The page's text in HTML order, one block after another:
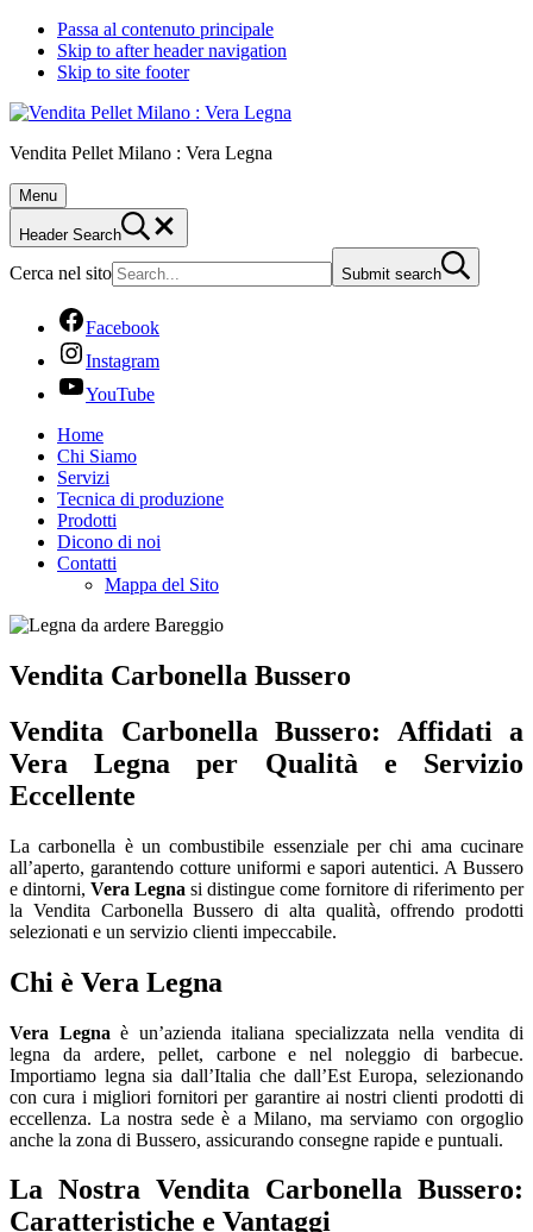
Passa al contenuto principale
Skip to after header navigation
Skip to site footer
Vendita Pellet Milano : Vera Legna
Menu
Header Search
Cerca nel sito Submit search
Facebook
Instagram
YouTube
Home
Chi Siamo
Servizi
Tecnica di produzione
Prodotti
Dicono di noi
Contatti
Mappa del Sito
Vendita Carbonella Bussero
Vendita Carbonella Bussero: Affidati a
Vera Legna per Qualità e Servizio
Eccellente
La carbonella è un combustibile essenziale per chi ama cucinare
all’aperto, garantendo cotture uniformi e sapori autentici. A Bussero
e dintorni, Vera Legna si distingue come fornitore di riferimento per
la Vendita Carbonella Bussero di alta qualità, offrendo prodotti
selezionati e un servizio clienti impeccabile.
Chi è Vera Legna
Vera Legna è un’azienda italiana specializzata nella vendita di
legna da ardere, pellet, carbone e nel noleggio di barbecue.
Importiamo legna sia dall’Italia che dall’Est Europa, selezionando
con cura i migliori fornitori per garantire ai nostri clienti prodotti di
eccellenza. La nostra sede è a Milano, ma serviamo con orgoglio
anche la zona di Bussero, assicurando consegne rapide e puntuali.
La Nostra Vendita Carbonella Bussero:
Caratteristiche e Vantaggi